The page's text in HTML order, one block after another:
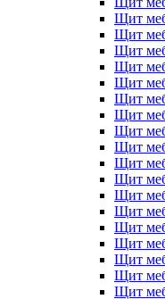
Щит
Щит
Щит
Щит
Щит
Щит
Щит
Щит
Щит
Щит
Щит
Щит
Щит
Щит
Щит
Щит
Щит
Щит